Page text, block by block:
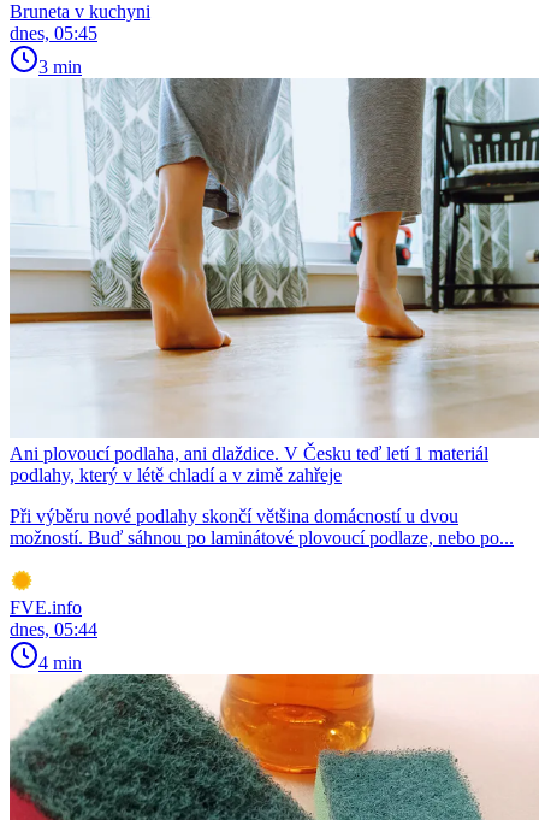
Bruneta v kuchyni
dnes, 05:45
3 min
Ani plovoucí podlaha, ani dlaždice. V Česku teď letí 1 materiál
podlahy, který v létě chladí a v zimě zahřeje
Při výběru nové podlahy skončí většina domácností u dvou
možností. Buď sáhnou po laminátové plovoucí podlaze, nebo po...
FVE.info
dnes, 05:44
4 min